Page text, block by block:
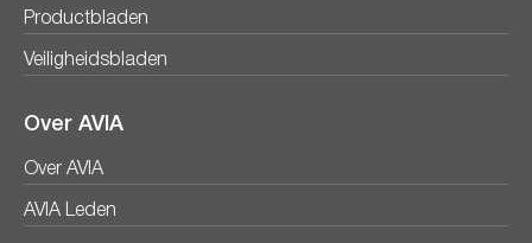
Productbladen
Veiligheidsbladen
Over AVIA
Over AVIA
AVIA Leden